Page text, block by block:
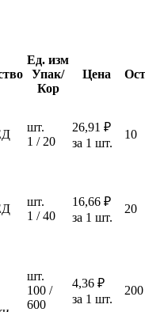
Ед. изм
Упак/
Кор
Цена
шт.
1 / 20
26,91 ₽
за 1 шт.
10
шт.
1 / 40
16,66 ₽
за 1 шт.
20
шт.
100 /
600
4,36 ₽
за 1 шт.
200